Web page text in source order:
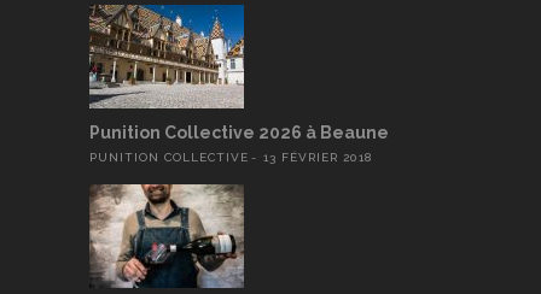
Punition Collective 2026 à Beaune
PUNITION COLLECTIVE 13 FÉVRIER 2018